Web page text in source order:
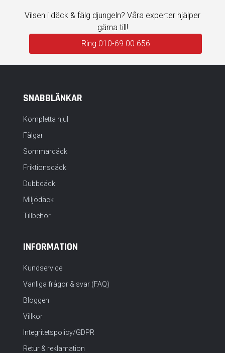
Vilsen i däck & fälg djungeln? Våra experter hjälper
gärna till!
Ring 010-69 00 656
SNABBLÄNKAR
Kompletta hjul
Fälgar
Sommardäck
Friktionsdäck
Dubbdäck
Miljödäck
Tillbehör
INFORMATION
Kundservice
Vanliga frågor & svar (FAQ)
Bloggen
Villkor
Integritetspolicy/GDPR
Retur & reklamation